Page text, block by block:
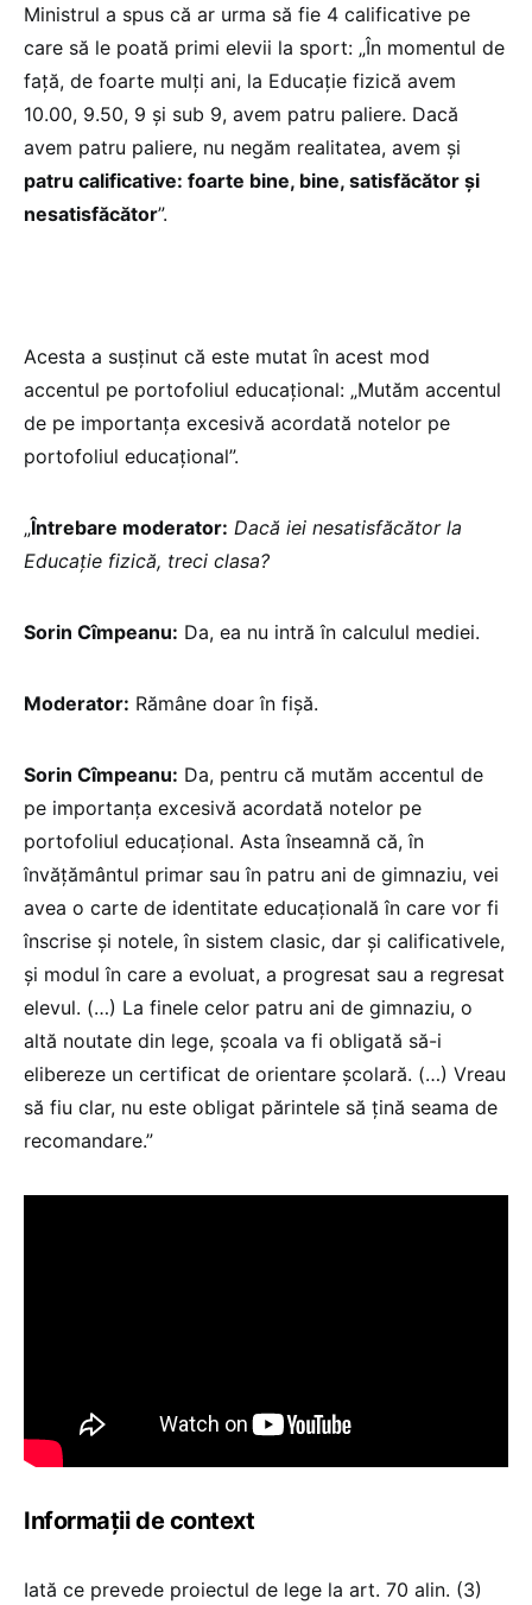
Ministrul a spus că ar urma să fie 4 calificative pe
care să le poată primi elevii la sport: „În momentul de
față, de foarte mulți ani, la Educație fizică avem
10.00, 9.50, 9 și sub 9, avem patru paliere. Dacă
avem patru paliere, nu negăm realitatea, avem și
patru calificative: foarte bine, bine, satisfăcător și
nesatisfăcător”.
Acesta a susținut că este mutat în acest mod
accentul pe portofoliul educațional: „Mutăm accentul
de pe importanța excesivă acordată notelor pe
portofoliul educațional”.
„Întrebare moderator: Dacă iei nesatisfăcător la
Educație fizică, treci clasa?
Sorin Cîmpeanu: Da, ea nu intră în calculul mediei.
Moderator: Rămâne doar în fișă.
Sorin Cîmpeanu: Da, pentru că mutăm accentul de
pe importanța excesivă acordată notelor pe
portofoliul educațional. Asta înseamnă că, în
învățământul primar sau în patru ani de gimnaziu, vei
avea o carte de identitate educațională în care vor fi
înscrise și notele, în sistem clasic, dar și calificativele,
și modul în care a evoluat, a progresat sau a regresat
elevul. (…) La finele celor patru ani de gimnaziu, o
altă noutate din lege, școala va fi obligată să-i
elibereze un certificat de orientare școlară. (…) Vreau
să fiu clar, nu este obligat părintele să țină seama de
recomandare.”
Informații de context
Iată ce prevede proiectul de lege la art. 70 alin. (3)